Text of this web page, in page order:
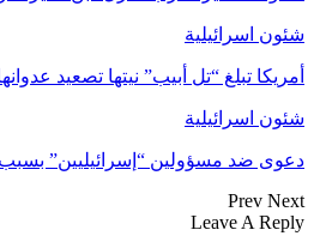
شئون اسرائيلية
أمريكا تبلغ “تل أبيب” نيتها تصعيد
شئون اسرائيلية
دعوى ضد مسؤولين “إسرائيليين”
Prev Next
Leave A Reply